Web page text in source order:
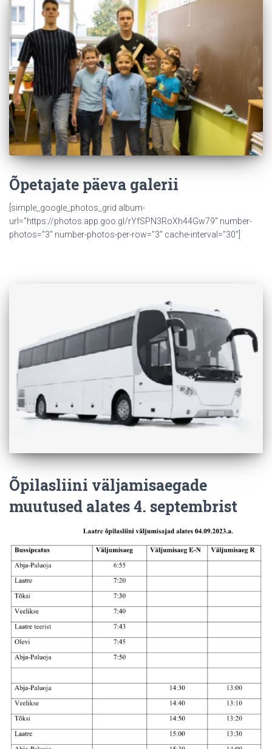
Õpetajate päeva galerii
[simple_google_photos_grid album-
url=”https://photos.app.goo.gl/rYfSPN3RoXh44Gw79″ number-
photos=”3″ number-photos-per-row=”3″ cache-interval=”30″]
Õpilasliini väljamisaegade
muutused alates 4. septembrist